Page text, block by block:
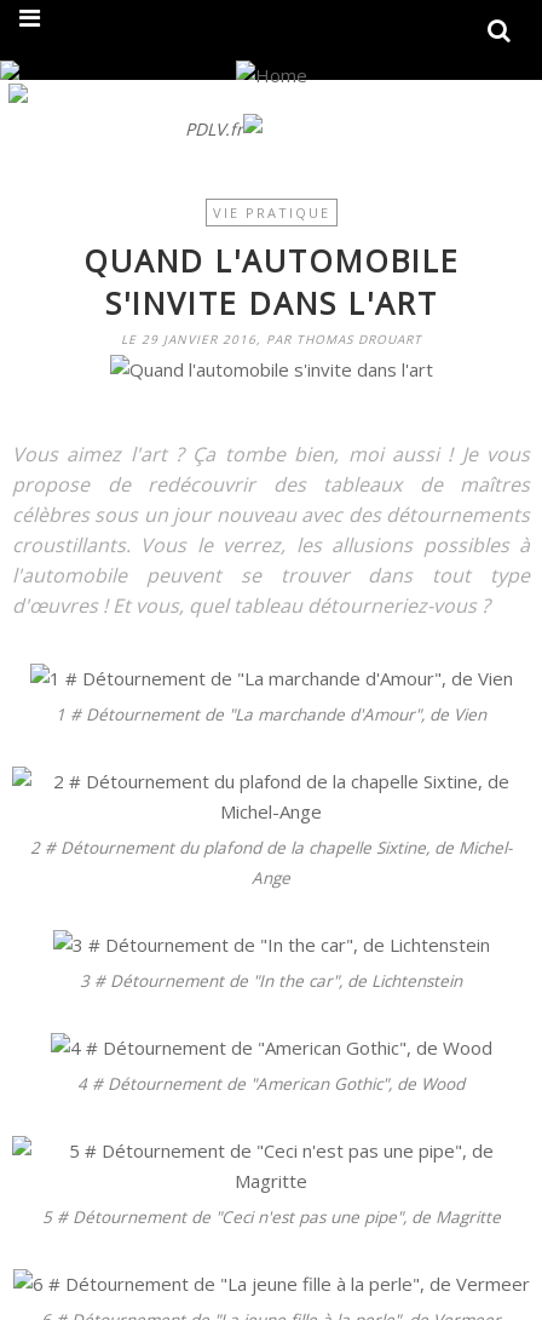
PDLV.fr
VIE PRATIQUE
QUAND L'AUTOMOBILE
S'INVITE DANS L'ART
LE 29 JANVIER 2016, PAR THOMAS DROUART
Vous aimez l'art ? Ça tombe bien, moi aussi ! Je vous
propose de redécouvrir des tableaux de maîtres
célèbres sous un jour nouveau avec des détournements
croustillants. Vous le verrez, les allusions possibles à
l'automobile peuvent se trouver dans tout type
d'œuvres ! Et vous, quel tableau détourneriez-vous ?
1 # Détournement de "La marchande d'Amour", de Vien
2 # Détournement du plafond de la chapelle Sixtine, de Michel-
Ange
3 # Détournement de "In the car", de Lichtenstein
4 # Détournement de "American Gothic", de Wood
5 # Détournement de "Ceci n'est pas une pipe", de Magritte